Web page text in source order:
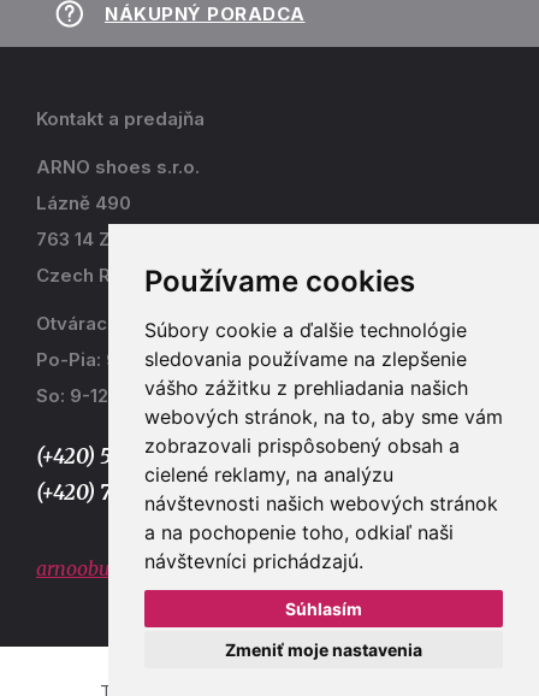
Používame cookies
Súbory cookie a ďalšie technológie
sledovania používame na zlepšenie
vášho zážitku z prehliadania našich
webových stránok, na to, aby sme vám
zobrazovali prispôsobený obsah a
cielené reklamy, na analýzu
návštevnosti našich webových stránok
a na pochopenie toho, odkiaľ naši
návštevníci prichádzajú.
Súhlasím
Zmeniť moje nastavenia
NÁKUPNÝ PORADCA
Kontakt a predajňa
ARNO shoes s.r.o.
Lázně 490
763 14 Zlín - Kostelec
Czech Republic
Otváracia doba
Po-Pia: 9-17
So: 9-12
(+420) 577 915 036,
(+420) 773 667 390
arnoobuv@gmail.com
Tvorba e-shopů a webových stránek Zlín